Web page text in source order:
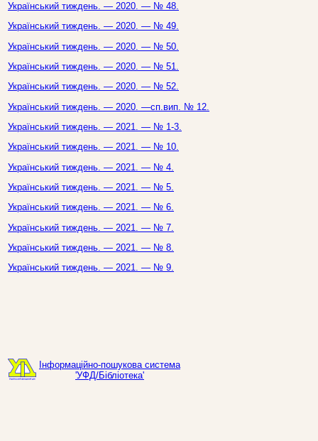
Український тиждень. — 2020. — № 48.
Український тиждень. — 2020. — № 49.
Український тиждень. — 2020. — № 50.
Український тиждень. — 2020. — № 51.
Український тиждень. — 2020. — № 52.
Український тиждень. — 2020. —сп.вип. № 12.
Український тиждень. — 2021. — № 1-3.
Український тиждень. — 2021. — № 10.
Український тиждень. — 2021. — № 4.
Український тиждень. — 2021. — № 5.
Український тиждень. — 2021. — № 6.
Український тиждень. — 2021. — № 7.
Український тиждень. — 2021. — № 8.
Український тиждень. — 2021. — № 9.
Інформаційно-пошукова система
'УФД/Бібліотека'